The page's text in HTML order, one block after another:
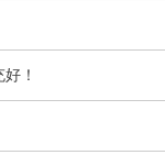
！